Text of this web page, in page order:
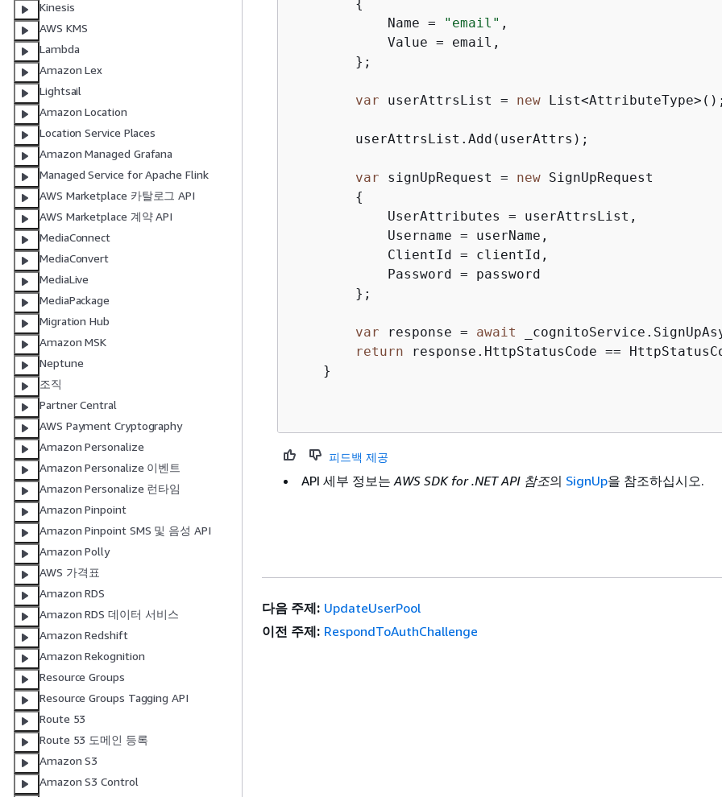
Kinesis
AWS KMS
Lambda
Amazon Lex
Lightsail
Amazon Location
Location Service Places
Amazon Managed Grafana
Managed Service for Apache Flink
AWS Marketplace 카탈로그 API
AWS Marketplace 계약 API
MediaConnect
MediaConvert
MediaLive
MediaPackage
Migration Hub
Amazon MSK
Neptune
조직
Partner Central
AWS Payment Cryptography
Amazon Personalize
Amazon Personalize 이벤트
Amazon Personalize 런타임
Amazon Pinpoint
Amazon Pinpoint SMS 및 음성 API
Amazon Polly
AWS 가격표
Amazon RDS
Amazon RDS 데이터 서비스
Amazon Redshift
Amazon Rekognition
Resource Groups
Resource Groups Tagging API
Route 53
Route 53 도메인 등록
Amazon S3
Amazon S3 Control
{
            Name =
"email" ,
            Value = email,
        };
var userAttrsList = new List<AttributeType>();
        userAttrsList.Add(userAttrs);
var signUpRequest = new SignUpRequest
{
            UserAttributes = userAttrsList,
            Username = userName,
            ClientId = clientId,
            Password = password
        };
var response = await
return response.HttpStatusCode ==
    }
피드백 제공
API 세부 정보는AWS SDK for .NET API 참조의 SignUp을 참조하십시오.
다음 주제: UpdateUserPool
이전 주제: RespondToAuthChallenge